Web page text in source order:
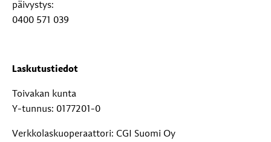
päivystys:
0400 571 039
Laskutustiedot
Toivakan kunta
Y-tunnus: 0177201-0
Verkkolaskuoperaattori: CGI Suomi Oy